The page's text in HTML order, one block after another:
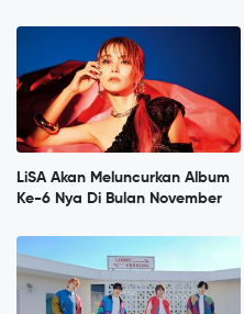
LiSA Akan Meluncurkan Album
Ke-6 Nya Di Bulan November